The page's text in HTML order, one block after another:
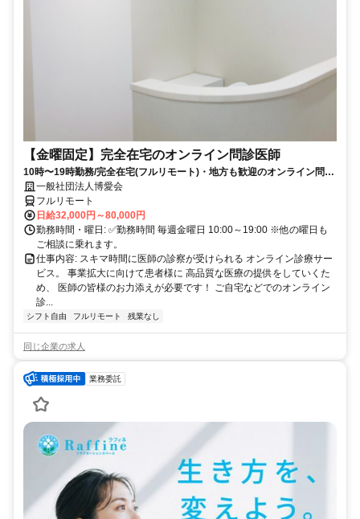
【金曜固定】完全在宅のオンライン問診医師
10時〜19時勤務/完全在宅(フルリモート)・地方も歓迎のオンライン問診
業務一般社団法人博愛会
フルリモート
日給32,000円～80,000円
勤務時間・曜日: ✅勤務時間 毎週金曜日 10:00～19:00 ※他の曜日も
ご相談に乗れます。
仕事内容: スキマ時間に医師の診察が受けられる オンライン診療サー
ビス。 事業拡大に向けて患者様に 高品質な医療の提供をしていくた
め、 医師の皆様のお力添えが必要です！ ご自宅などでのオンライン
診...
シフト自由 フルリモート 残業なし
同じ企業の求人
業務委託